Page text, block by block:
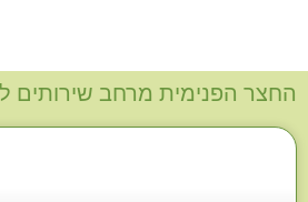
החצר הפנימית מרחב שירותים